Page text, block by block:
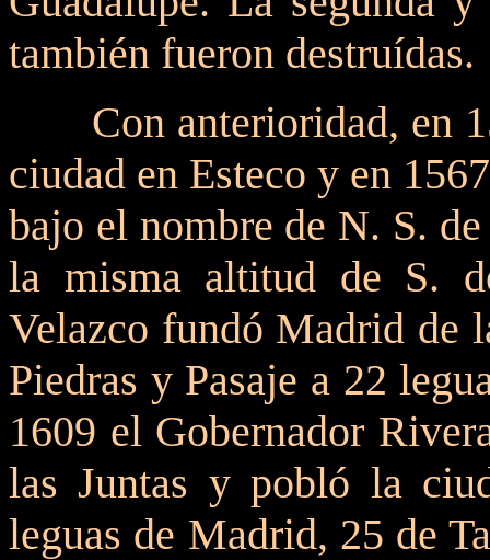
también fueron destruídas.
Con anterioridad, en
ciudad en Esteco y en
bajo el nombre de N. S.
la misma altitud de S.
Velazco fundó Madrid de
Piedras y Pasaje a 22
1609 el Gobernador
las Juntas y pobló la
leguas de Madrid, 25 de